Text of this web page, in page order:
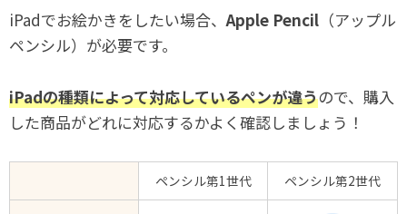
iPadでお絵かきをしたい場合、 Apple Pencil （アップル
ペンシル）が必要です。
iPadの種類によって対応しているペンが違うので、購入
した商品がどれに対応するかよく確認しましょう！
ペンシル第1世代 ペンシル第2世代